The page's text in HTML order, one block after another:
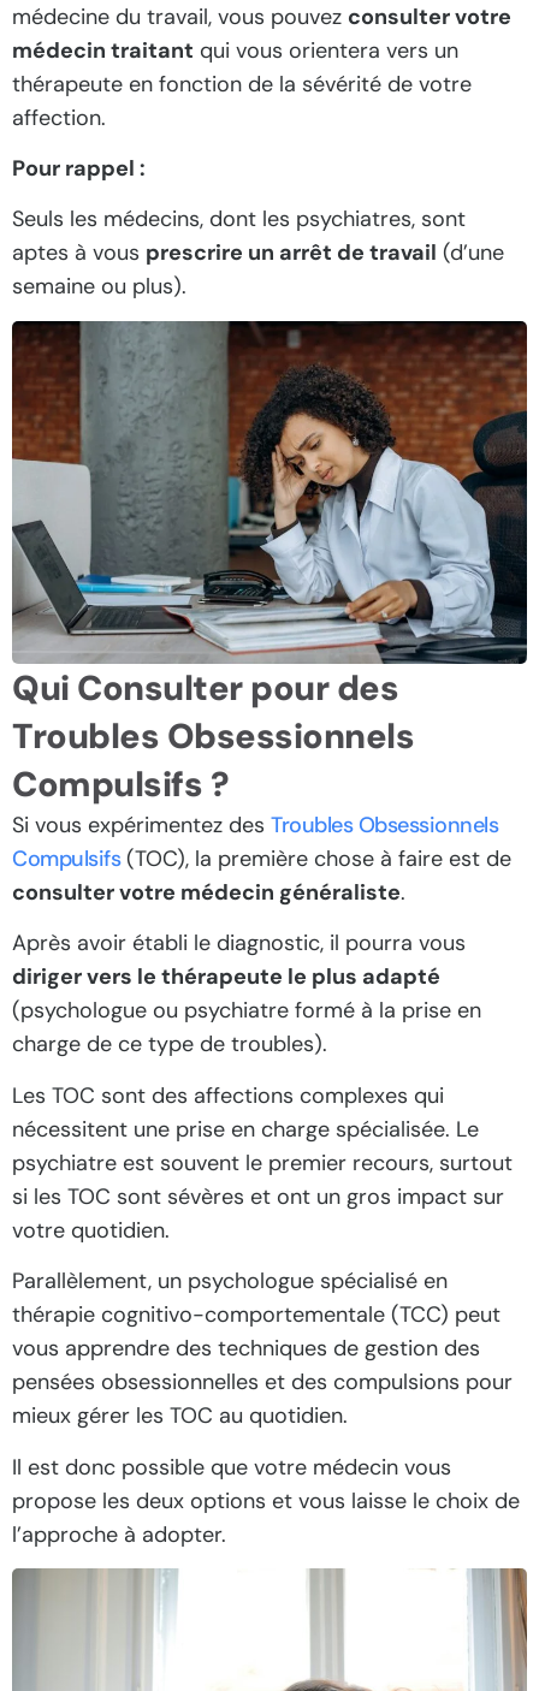
médecine du travail, vous pouvez consulter votre
médecin traitant qui vous orientera vers un
thérapeute en fonction de la sévérité de votre
affection.
Pour rappel :
Seuls les médecins, dont les psychiatres, sont
aptes à vous prescrire un arrêt de travail (d’une
semaine ou plus).
Qui Consulter pour des
Troubles Obsessionnels
Compulsifs ?
Si vous expérimentez des Troubles Obsessionnels
Compulsifs(TOC), la première chose à faire est de
consulter votre médecin généraliste.
Après avoir établi le diagnostic, il pourra vous
diriger vers le thérapeute le plus adapté
(psychologue ou psychiatre formé à la prise en
charge de ce type de troubles).
Les TOC sont des affections complexes qui
nécessitent une prise en charge spécialisée. Le
psychiatre est souvent le premier recours, surtout
si les TOC sont sévères et ont un gros impact sur
votre quotidien.
Parallèlement, un psychologue spécialisé en
thérapie cognitivo-comportementale (TCC) peut
vous apprendre des techniques de gestion des
pensées obsessionnelles et des compulsions pour
mieux gérer les TOC au quotidien.
Il est donc possible que votre médecin vous
propose les deux options et vous laisse le choix de
l’approche à adopter.